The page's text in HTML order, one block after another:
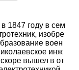
1847 году в сем
изобре
воен
инж
вышел в от